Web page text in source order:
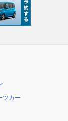
ツカー